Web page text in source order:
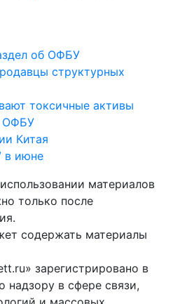
структурных
токсичные активы
ОФБУ
Китая
в июне
материалов
только после
содержать материалы
зарегистрировано в
надзору в сфере связи,